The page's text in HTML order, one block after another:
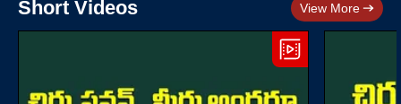
Short Videos View More